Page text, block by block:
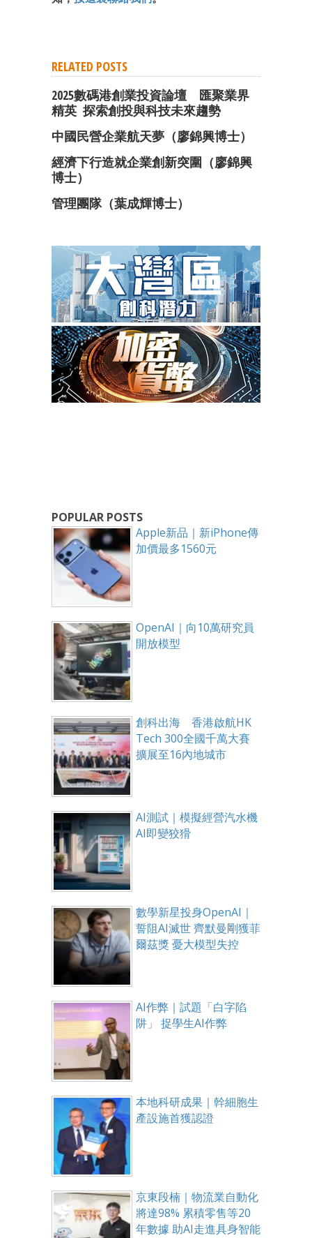
RELATED POSTS
2025數碼港創業投資論壇 匯聚業界
精英 探索創投與科技未來趨勢
中國民營企業航天夢（廖錦興博士）
經濟下行造就企業創新突圍（廖錦興
博士）
管理團隊（葉成輝博士）
POPULAR POSTS
Apple新品｜新iPhone傳
加價最多1560元
OpenAI｜向10萬研究員
開放模型
創科出海 香港啟航HK
Tech 300全國千萬大賽
擴展至16內地城市
AI測試｜模擬經營汽水機
AI即變狡猾
數學新星投身OpenAI｜
誓阻AI滅世 齊默曼剛獲菲
爾茲獎 憂大模型失控
AI作弊｜試題「白字陷
阱」 捉學生AI作弊
本地科研成果｜幹細胞生
產設施首獲認證
京東段楠｜物流業自動化
將達98% 累積零售等20
年數據 助AI走進具身智能